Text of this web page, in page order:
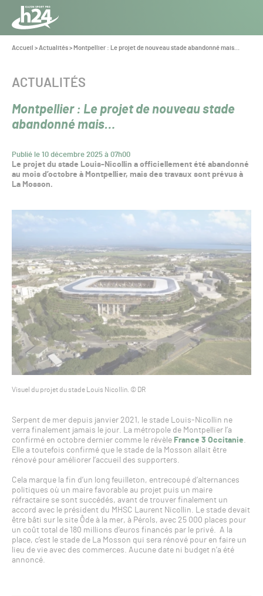
Panneau de gestion des cookies
Aller au contenu
Toute
l’info
Pro
Vous
Accueil >Actualités> Montpellier : Le projet de nouveau stade abandonné mais…
Montpellier : Le projet de nouveau stade
abandonné mais…
Publié le 10 décembre 2025 à 07h00
CATÉGORIE :
ACTUALITÉS
Le projet du stade Louis-Nicollin a officiellement été abandonné
au mois d’octobre à Montpellier, mais des travaux sont prévus à
La Mosson.
Visuel du projet du stade Louis Nicollin. © DR
Serpent de mer depuis janvier 2021, le stade Louis-Nicollin ne
verra finalement jamais le jour. La métropole de Montpellier l’a
confirmé en octobre dernier comme le révèle France 3 Occitanie.
Elle a toutefois confirmé que le stade de la Mosson allait être
rénové pour améliorer l’accueil des supporters.
Cela marque la fin d’un long feuilleton, entrecoupé d’alternances
politiques où un maire favorable au projet puis un maire
réfractaire se sont succédés, avant de trouver finalement un
accord avec le président du MHSC Laurent Nicollin. Le stade devait
être bâti sur le site Ôde à la mer, à Pérols, avec 25 000 places pour
un coût total de 180 millions d’euros financés par le privé. A la
place, c’est le stade de La Mosson qui sera rénové pour en faire un
lieu de vie avec des commerces. Aucune date ni budget n’a été
annoncé.